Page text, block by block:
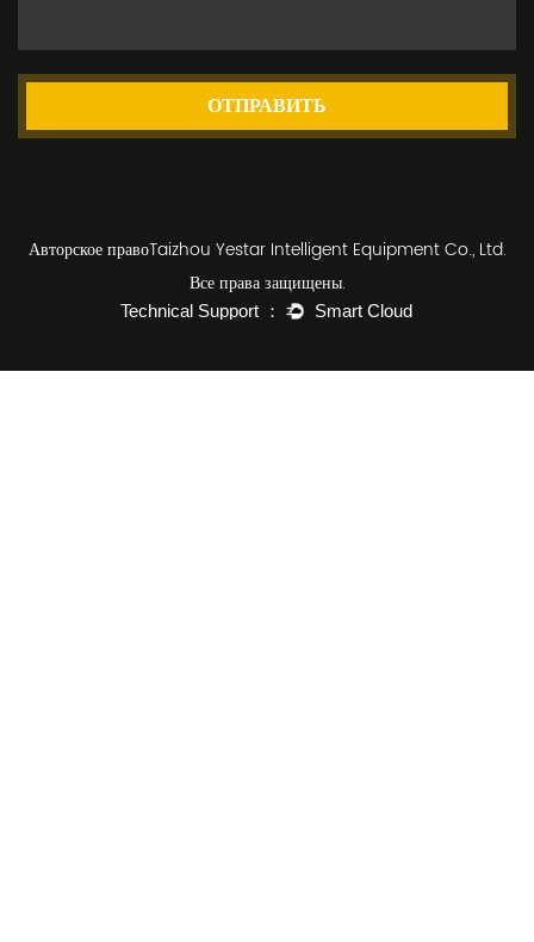
ОТПРАВИТЬ
Авторское правоTaizhou Yestar Intelligent Equipment Co., Ltd.
Все права защищены.